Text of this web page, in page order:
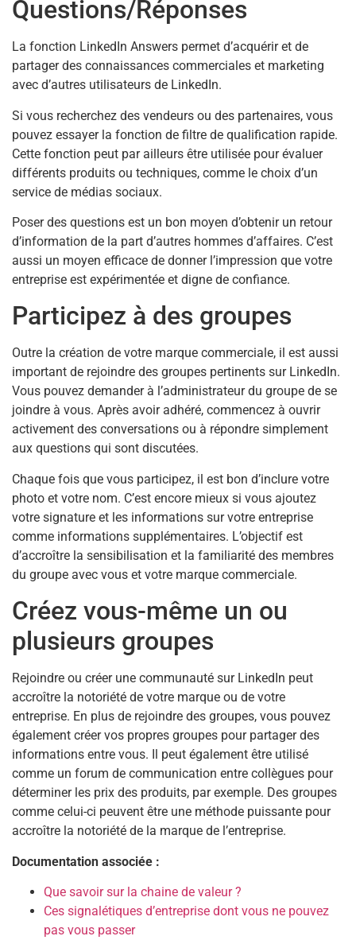
Questions/Réponses
La fonction LinkedIn Answers permet d’acquérir et de
partager des connaissances commerciales et marketing
avec d’autres utilisateurs de LinkedIn.
Si vous recherchez des vendeurs ou des partenaires, vous
pouvez essayer la fonction de filtre de qualification rapide.
Cette fonction peut par ailleurs être utilisée pour évaluer
différents produits ou techniques, comme le choix d’un
service de médias sociaux.
Poser des questions est un bon moyen d’obtenir un retour
d’information de la part d’autres hommes d’affaires. C’est
aussi un moyen efficace de donner l’impression que votre
entreprise est expérimentée et digne de confiance.
Participez à des groupes
Outre la création de votre marque commerciale, il est aussi
important de rejoindre des groupes pertinents sur LinkedIn.
Vous pouvez demander à l’administrateur du groupe de se
joindre à vous. Après avoir adhéré, commencez à ouvrir
activement des conversations ou à répondre simplement
aux questions qui sont discutées.
Chaque fois que vous participez, il est bon d’inclure votre
photo et votre nom. C’est encore mieux si vous ajoutez
votre signature et les informations sur votre entreprise
comme informations supplémentaires. L’objectif est
d’accroître la sensibilisation et la familiarité des membres
du groupe avec vous et votre marque commerciale.
Créez vous-même un ou
plusieurs groupes
Rejoindre ou créer une communauté sur LinkedIn peut
accroître la notoriété de votre marque ou de votre
entreprise. En plus de rejoindre des groupes, vous pouvez
également créer vos propres groupes pour partager des
informations entre vous. Il peut également être utilisé
comme un forum de communication entre collègues pour
déterminer les prix des produits, par exemple. Des groupes
comme celui-ci peuvent être une méthode puissante pour
accroître la notoriété de la marque de l’entreprise.
Documentation associée :
Que savoir sur la chaine de valeur ?
Ces signalétiques d’entreprise dont vous ne pouvez
pas vous passer